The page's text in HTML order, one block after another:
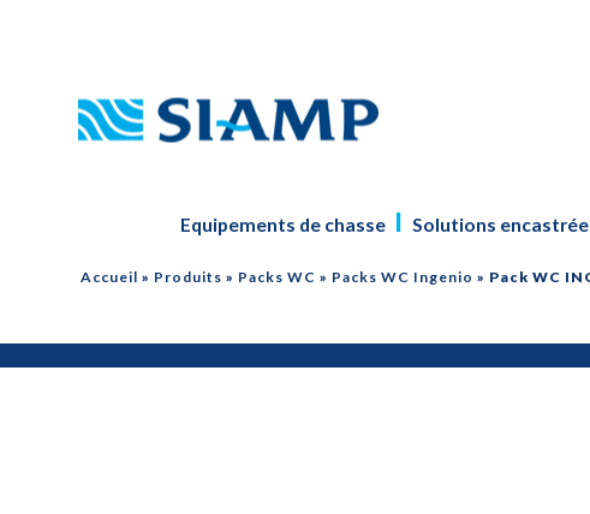
Equipements de chasse Solutions
Accueil » Produits » Packs WC » Packs WC Ingenio » Pack WC